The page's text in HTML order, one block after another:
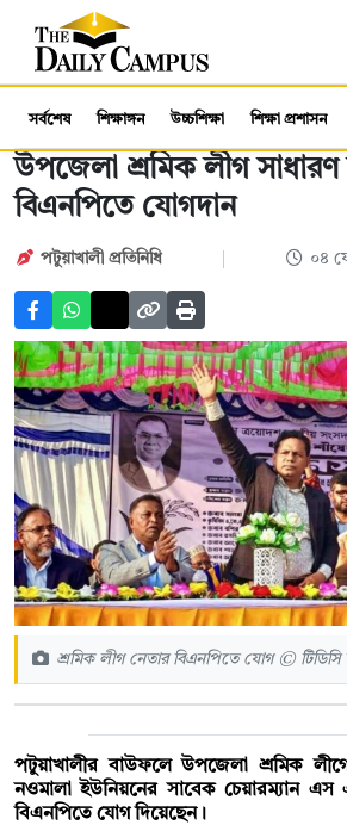
সর্বশেষ শিক্ষাঙ্গন উচ্চশিক্ষা শিক্ষা প্রশাসন
উপজেলা শ্রমিক লীগ
বিএনপিতে যোগদান
পটুয়াখালী প্রতিনিধি ০৪
শ্রমিক লীগ নেতার বিএনপিতে যোগ ©
পটুয়াখালীর বাউফলে উপজেলা শ্রমিক
নওমালা ইউনিয়নের সাবেক চেয়ারম্যান এস
বিএনপিতে যোগ দিয়েছেন।